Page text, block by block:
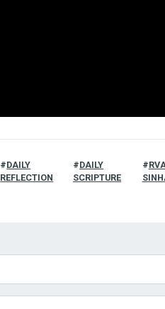
DAILY
REFLECTION
DAILY
SCRIPTURE